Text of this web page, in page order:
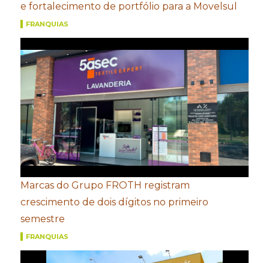
e fortalecimento de portfólio para a Movelsul
FRANQUIAS
Marcas do Grupo FROTH registram
crescimento de dois dígitos no primeiro
semestre
FRANQUIAS